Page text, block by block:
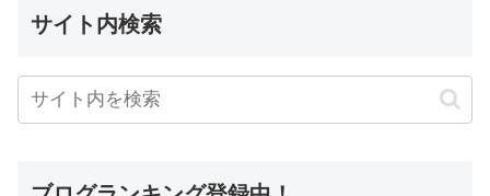
サイト内検索